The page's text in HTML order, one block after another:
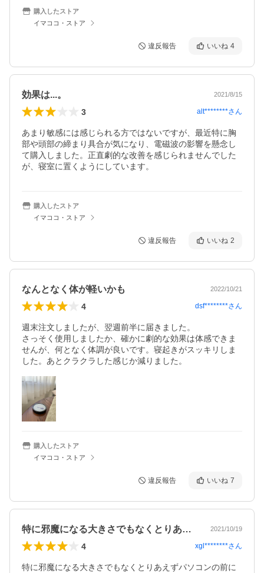
購入したストア
イマココ・ストア
違反報告 いいね 4
効果は...。 2021/8/15
3 alt********さん
あまり敏感には感じられる方ではないですが、最近特に胸
部や頭部の締まり具合が気になり、電磁波の影響を懸念し
て購入しました。正直劇的な改善を感じられませんでした
が、寝室に置くようにしています。
購入したストア
イマココ・ストア
違反報告 いいね 2
なんとなく体が軽いかも 2022/10/21
4 dsf********さん
週末注文しましたが、翌週前半に届きました。
さっそく使用しましたか、確かに劇的な効果は体感できま
せんが、何となく体調が良いです。寝起きがスッキリしま
した。あとクラクラした感じか減りました。
購入したストア
イマココ・ストア
違反報告 いいね 7
特に邪魔になる大きさでもなくとりあえず… 2021/10/19
4 xgl********さん
特に邪魔になる大きさでもなくとりあえずパソコンの前に